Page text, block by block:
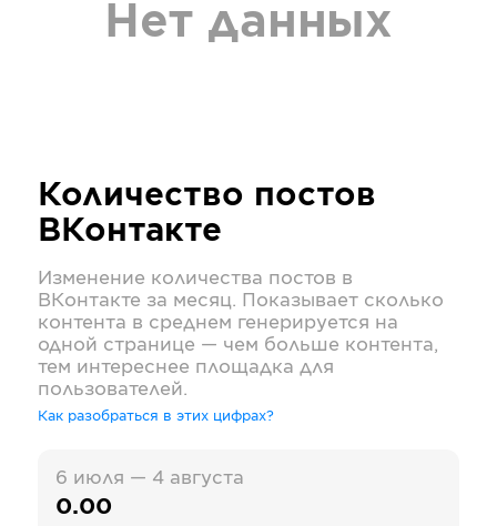
Нет данных
Количество постов
ВКонтакте
Изменение количества постов в
ВКонтакте за месяц. Показывает сколько
контента в среднем генерируется на
одной странице — чем больше контента,
тем интереснее площадка для
пользователей.
Как разобраться в этих цифрах?
6 июля — 4 августа
0.00